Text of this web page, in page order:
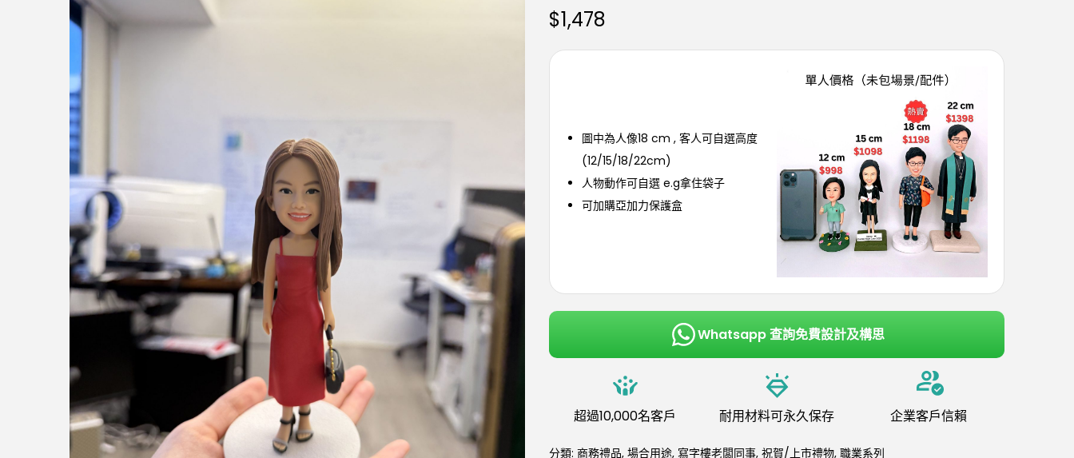
$1,478
圖中為人像18 cm , 客人可自選高度
(12/15/18/22cm)
人物動作可自選 e.g拿住袋子
可加購亞加力保護盒
Whatsapp 查詢免費設計及構思
超過10,000名客戶 耐用材料可永久保存 企業客戶信賴
分類: 商務禮品, 場合用途, 寫字樓老闆同事, 祝賀/上市禮物, 職業系列